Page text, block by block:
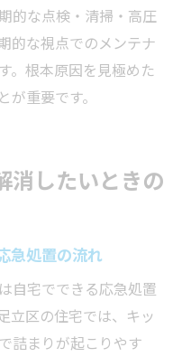
的な点検・清掃・高圧
的な視点でのメンテナ
。根本原因を見極めた
重要です。
消したいときの
急処置の流れ
自宅でできる応急処置
立区の住宅では、キッ
詰まりが起こりやす